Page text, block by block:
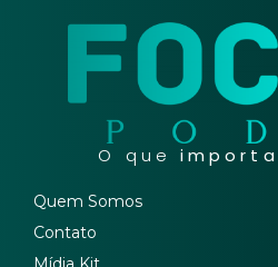
O que importa
Quem Somos
Contato